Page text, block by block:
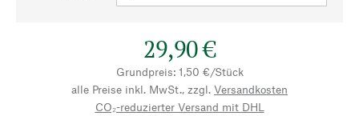
29,90 €
Grundpreis: 1,50 €/Stück
alle Preise inkl. MwSt., zzgl. Versandkosten
CO₂-reduzierter Versand mit DHL